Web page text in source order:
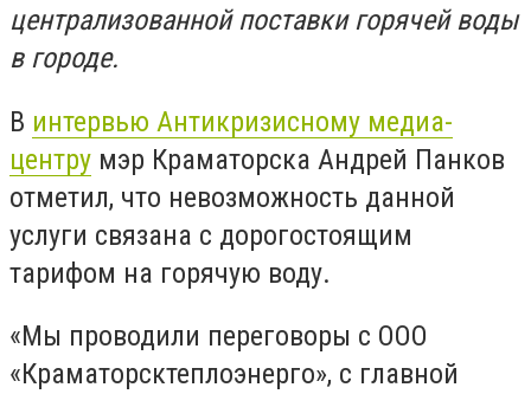
централизованной поставки горячей воды
в городе.
В интервью Антикризисному медиа-
центру мэр Краматорска Андрей Панков
отметил, что невозможность данной
услуги связана с дорогостоящим
тарифом на горячую воду.
«Мы проводили переговоры с ООО
«Краматорсктеплоэнерго», с главной